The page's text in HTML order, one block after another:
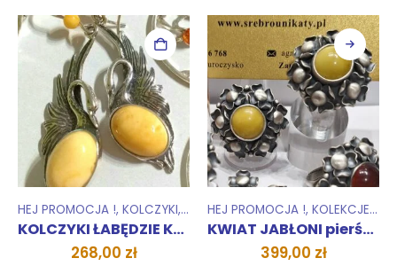
HEJ PROMOCJA !,KOLCZYKI KOLEKCJE, ZESTAWY
HEJ PROMOCJA !,KOLEKCJE